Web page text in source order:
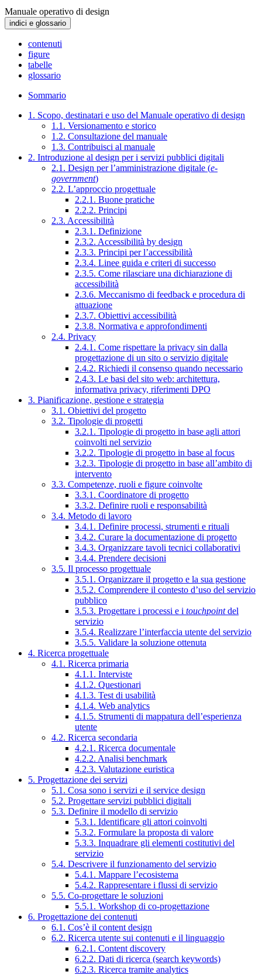
Manuale operativo di design
indici e glossario
contenuti
figure
tabelle
glossario
Sommario
1. Scopo, destinatari e uso del Manuale operativo di design
1.1. Versionamento e storico
1.2. Consultazione del manuale
1.3. Contribuisci al manuale
2. Introduzione al design per i servizi pubblici digitali
2.1. Design per l’amministrazione digitale (e-
government)
2.2. L’approccio progettuale
2.2.1. Buone pratiche
2.2.2. Principi
2.3. Accessibilità
2.3.1. Definizione
2.3.2. Accessibilità by design
2.3.3. Principi per l’accessibilità
2.3.4. Linee guida e criteri di successo
2.3.5. Come rilasciare una dichiarazione di
accessibilità
2.3.6. Meccanismo di feedback e procedura di
attuazione
2.3.7. Obiettivi accessibilità
2.3.8. Normativa e approfondimenti
2.4. Privacy
2.4.1. Come rispettare la privacy sin dalla
progettazione di un sito o servizio digitale
2.4.2. Richiedi il consenso quando necessario
2.4.3. Le basi del sito web: architettura,
informativa privacy, riferimenti DPO
3. Pianificazione, gestione e strategia
3.1. Obiettivi del progetto
3.2. Tipologie di progetti
3.2.1. Tipologie di progetto in base agli attori
coinvolti nel servizio
3.2.2. Tipologie di progetto in base al focus
3.2.3. Tipologie di progetto in base all’ambito di
intervento
3.3. Competenze, ruoli e figure coinvolte
3.3.1. Coordinatore di progetto
3.3.2. Definire ruoli e responsabilità
3.4. Metodo di lavoro
3.4.1. Definire processi, strumenti e rituali
3.4.2. Curare la documentazione di progetto
3.4.3. Organizzare tavoli tecnici collaborativi
3.4.4. Prendere decisioni
3.5. Il processo progettuale
3.5.1. Organizzare il progetto e la sua gestione
3.5.2. Comprendere il contesto d’uso del servizio
pubblico
3.5.3. Progettare i processi e i touchpointdel
servizio
3.5.4. Realizzare l’interfaccia utente del servizio
3.5.5. Validare la soluzione ottenuta
4. Ricerca progettuale
4.1. Ricerca primaria
4.1.1. Interviste
4.1.2. Questionari
4.1.3. Test di usabilità
4.1.4. Web analytics
4.1.5. Strumenti di mappatura dell’esperienza
utente
4.2. Ricerca secondaria
4.2.1. Ricerca documentale
4.2.2. Analisi benchmark
4.2.3. Valutazione euristica
5. Progettazione dei servizi
5.1. Cosa sono i servizi e il service design
5.2. Progettare servizi pubblici digitali
5.3. Definire il modello di servizio
5.3.1. Identificare gli attori coinvolti
5.3.2. Formulare la proposta di valore
5.3.3. Inquadrare gli elementi costitutivi del
servizio
5.4. Descrivere il funzionamento del servizio
5.4.1. Mappare l’ecosistema
5.4.2. Rappresentare i flussi di servizio
5.5. Co-progettare le soluzioni
5.5.1. Workshop di co-progettazione
6. Progettazione dei contenuti
6.1. Cos’è il content design
6.2. Ricerca utente sui contenuti e il linguaggio
6.2.1. Content discovery
6.2.2. Dati di ricerca (search keywords)
6.2.3. Ricerca tramite analytics